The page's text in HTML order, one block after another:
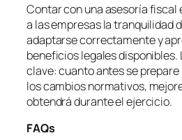
Contar con una asesoría fiscal
a las empresas la tranquilidad
adaptarse correctamente y
beneficios legales disponibles.
clave: cuanto antes se prepare
los cambios normativos,
obtendrá durante el ejercicio.
FAQs